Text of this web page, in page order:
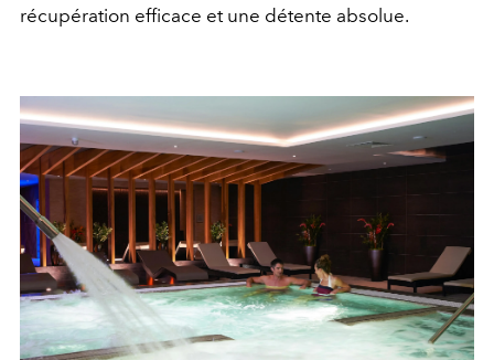
récupération efficace et une détente absolue.